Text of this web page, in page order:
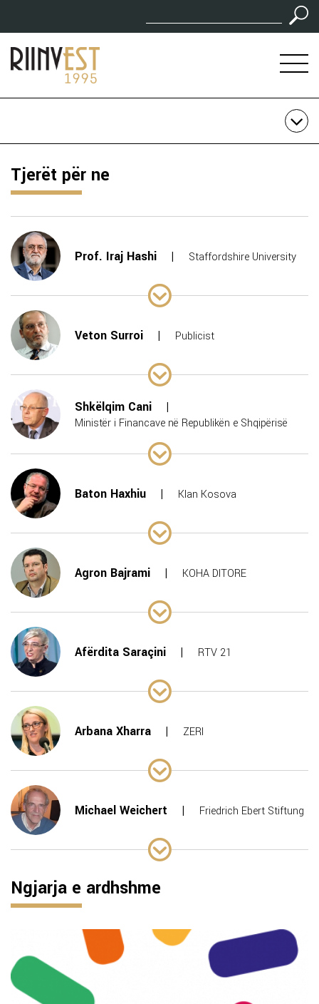
Tjerët për ne
Prof. Iraj Hashi Staffordshire University
Veton Surroi Publicist
Shkëlqim Cani
Ministër i Financave në Republikën e Shqipërisë
Baton Haxhiu Klan Kosova
Agron Bajrami KOHA DITORE
Afërdita Saraçini RTV 21
Arbana Xharra ZERI
Michael Weichert Friedrich Ebert Stiftung
Ngjarja e ardhshme